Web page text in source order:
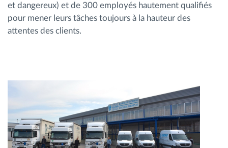
Calculatrice d’économies
et dangereux) et de 300 employés hautement qualifiés
pour mener leurs tâches toujours à la hauteur des
attentes des clients.